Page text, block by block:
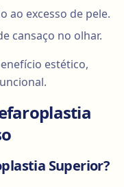
ao excesso de pele.
cansaço no olhar.
estético,
Superior?